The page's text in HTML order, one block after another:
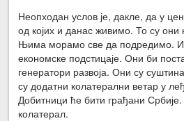
Неопходан услов је, дакле, да у
од којих и данас живимо. То су они
Њима морамо све да подредимо.
економске подстицаје. Они би
генератори развоја. Они су
су додатни колатерални ветар у
Добитници ће бити грађани
колатерал.